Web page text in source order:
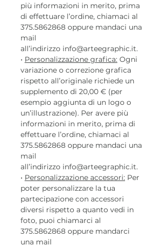
più informazioni in merito, prima
di effettuare l’ordine, chiamaci al
375.5862868 oppure mandaci una
mail
all’indirizzo info@arteegraphic.it.
• Personalizzazione grafica: Ogni
variazione o correzione grafica
rispetto all’originale richiede un
supplemento di 20,00 € (per
esempio aggiunta di un logo o
un’illustrazione). Per avere più
informazioni in merito, prima di
effettuare l’ordine, chiamaci al
375.5862868 oppure mandaci una
mail
all’indirizzo info@arteegraphic.it.
• Personalizzazione accessori: Per
poter personalizzare la tua
partecipazione con accessori
diversi rispetto a quanto vedi in
foto, puoi chiamarci al
375.5862868 oppure mandarci
una mail